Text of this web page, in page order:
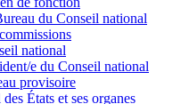
du Conseil national
national
e du Conseil national
provisoire
États et ses organes